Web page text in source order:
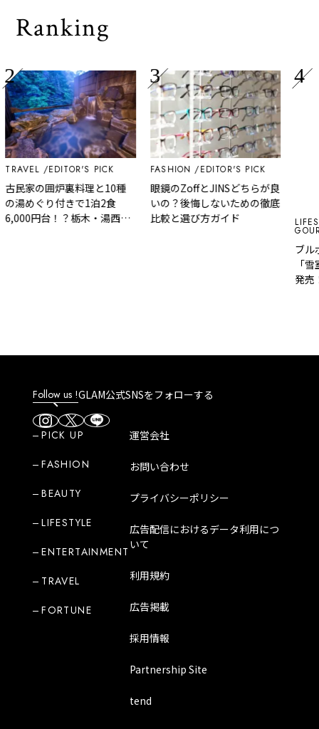
Ranking
TRAVEL EDITOR'S PICK
古民家の囲炉裏料理と10種
の湯めぐり付きで1泊2食
6,000円台！？栃木・湯西川
FASHION EDITOR'S PICK
眼鏡のZoffとJINSどちらが良
いの？後悔しないための徹底
比較と選び方ガイド
ブル
「雪
発売
Follow us !GLAM公式SNSをフォローする
PICK UP
FASHION
BEAUTY
LIFESTYLE
ENTERTAINMENT
TRAVEL
FORTUNE
運営会社
お問い合わせ
プライバシーポリシー
広告配信におけるデータ利用につ
いて
利用規約
広告掲載
採用情報
Partnership Site
tend